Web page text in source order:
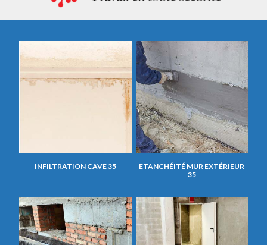
INFILTRATION CAVE 35
ETANCHÉITÉ MUR EXTÉRIEUR
35